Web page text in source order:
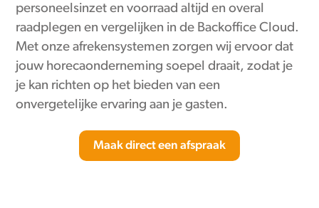
personeelsinzet en voorraad altijd en overal
raadplegen en vergelijken in de Backoffice Cloud.
Met onze afrekensystemen zorgen wij ervoor dat
jouw horecaonderneming soepel draait, zodat je
je kan richten op het bieden van een
onvergetelijke ervaring aan je gasten.
Maak direct een afspraak